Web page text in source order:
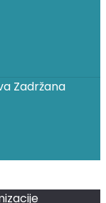
Zadržana